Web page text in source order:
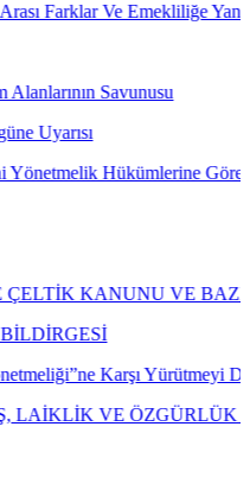
Yansımayan Gelir
Göre İşlem Tesis
VE BAZI
Yürütmeyi Durdurma ve İptal